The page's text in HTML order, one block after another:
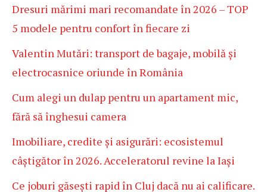
Dresuri mărimi mari recomandate în 2026 – TOP
5 modele pentru confort în fiecare zi
Valentin Mutări: transport de bagaje, mobilă și
electrocasnice oriunde în România
Cum alegi un dulap pentru un apartament mic,
fără să înghesui camera
Imobiliare, credite și asigurări: ecosistemul
câștigător în 2026. Acceleratorul revine la Iași
Ce joburi găsești rapid în Cluj dacă nu ai calificare.